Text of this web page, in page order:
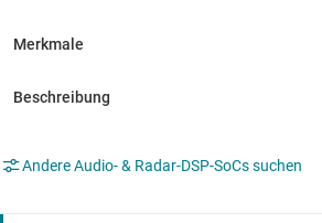
Andere Audio- & Radar-DSP-SoCs suchen